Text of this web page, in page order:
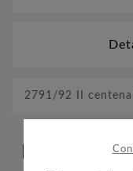
2791/92 II
LOS